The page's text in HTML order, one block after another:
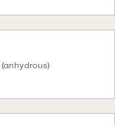
(anhydrous)